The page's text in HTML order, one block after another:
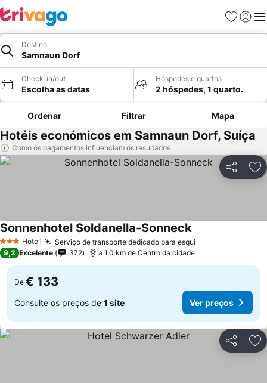
Favoritos
Iniciar
Destino
Samnaun Dorf
Check-in/out
Escolha as datas
Hóspedes e quartos
2 hóspedes, 1 quarto.
Ordenar Filtrar Mapa
Hotéis económicos em Samnaun Dorf, Suíça
Como os pagamentos influenciam os resultados
Partilhar
3 EstrelasHotel Serviço de transporte dedicado para esqui
Sonnenhotel Soldanella-SonneckVer preços
9,2 Excelente 372 a 1.0 km de Centro da cidade
De € 133
Consulte os preços de 1 site Ver preços
Partilhar